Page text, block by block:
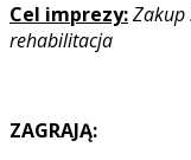
Cel imprezy:Zakup
rehabilitacja
ZAGRAJĄ: